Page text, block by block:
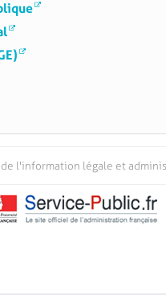
l'information légale et